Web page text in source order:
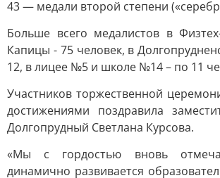
43 — медали второй степени
Больше всего медалистов в
Капицы - 75 человек, в
12, в лицее №5 и школе №14 – по 11
Участников торжественной
достижениями поздравила
Долгопрудный Светлана Курсова.
«Мы с гордостью вновь
динамично развивается